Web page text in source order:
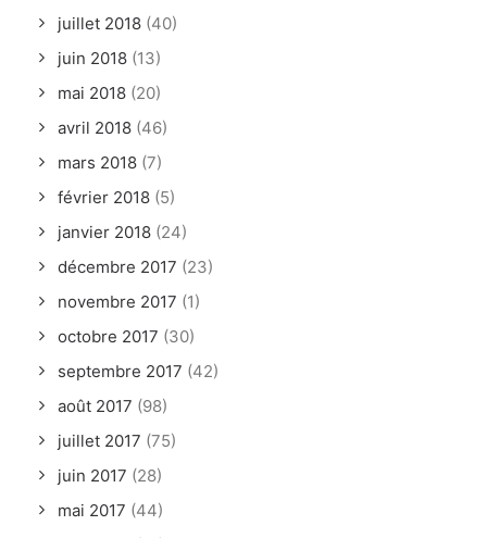
juillet 2018 (40)
juin 2018 (13)
mai 2018 (20)
avril 2018 (46)
mars 2018 (7)
février 2018 (5)
janvier 2018 (24)
décembre 2017 (23)
novembre 2017 (1)
octobre 2017 (30)
septembre 2017 (42)
août 2017 (98)
juillet 2017 (75)
juin 2017 (28)
mai 2017 (44)